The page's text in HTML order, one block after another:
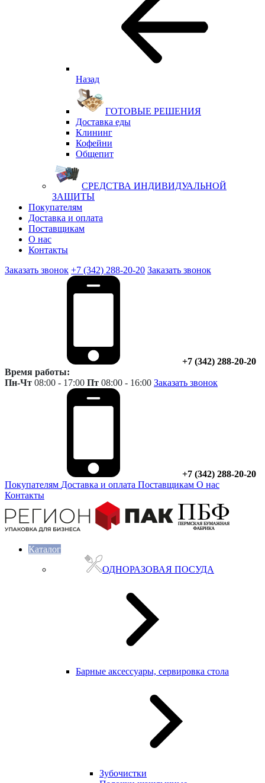
Назад
ГОТОВЫЕ РЕШЕНИЯ
Доставка еды
Клининг
Кофейни
Общепит
СРЕДСТВА ИНДИВИДУАЛЬНОЙ
ЗАЩИТЫ
Покупателям
Доставка и оплата
Поставщикам
О нас
Контакты
Заказать звонок +7 (342) 288-20-20 Заказать звонок
+7 (342) 288-20-20
Время работы:
Пн-Чт 08:00 - 17:00 Пт 08:00 - 16:00 Заказать звонок
+7 (342) 288-20-20
Покупателям Доставка и оплата Поставщикам О нас
Контакты
Каталог
ОДНОРАЗОВАЯ ПОСУДА
Барные аксессуары, сервировка стола
Зубочистки